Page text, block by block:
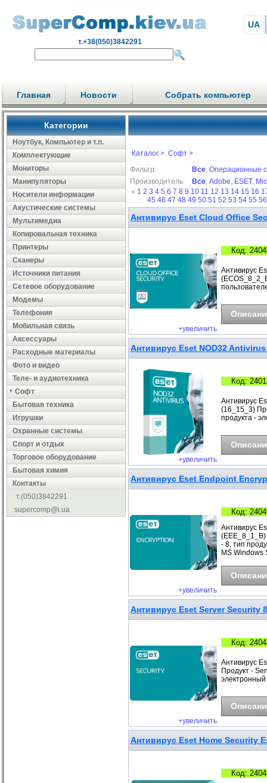
т.+38(050)3842291
UA
Главная Новости Собрать компьютер
Категории
Ноутбук, Компьютер и т.п.
Комплектующие
Мониторы
Манипуляторы
Носители информации
Акустические системы
Мультимедиа
Копировальная техника
Принтеры
Сканеры
Источники питания
Сетевое оборудование
Модемы
Телефония
Мобильная связь
Аксессуары
Расходные материалы
Фото и видео
Теле- и аудиотехника
Софт
Бытовая техника
Игрушки
Охранные системы
Cпорт и отдых
Торговое оборудование
Бытовая химия
Контакты
т.(050)3842291
supercomp@i.ua
Каталог > Софт >
Фильтр:
Все, Операционные
Производитель:
Все, Adobe, ESET,
« 1 2 3 4 5 6 7 8 9 10 11 12 13 14 15 16
45 46 47 48 49 50 51 52 53 54 55
Антивирус Eset Cloud Office
+увеличить
Код:
Антивирус
Антивирус Eset NOD32
+увеличить
Код:
Антивирус
(16_15_3)
продукта -
Антивирус Eset Endpoint
+увеличить
Код:
Антивирус
- 8, тип
MS Windows
Антивирус Eset Server Security
+увеличить
Код:
Антивирус
Продукт -
Антивирус Eset Home Security
Код: